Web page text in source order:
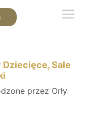
Dziecięce, Sale
przez Orły